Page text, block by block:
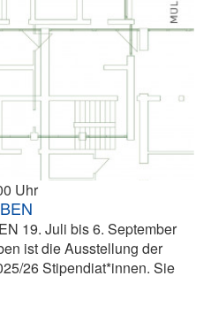
19. Juli bis 6. September
ist die Ausstellung der
26 Stipendiat*innen. Sie